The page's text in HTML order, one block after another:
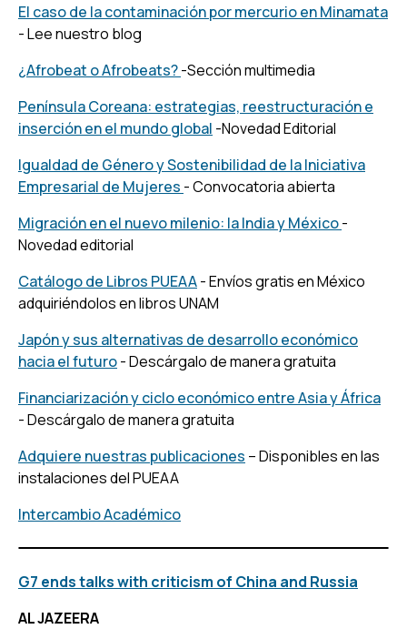
El caso de la contaminación por mercurio en Minamata
- Lee nuestro blog
¿Afrobeat o Afrobeats?-Sección multimedia
Península Coreana: estrategias, reestructuración e
inserción en el mundo global -Novedad Editorial
Igualdad de Género y Sostenibilidad de la Iniciativa
Empresarial de Mujeres - Convocatoria abierta
Migración en el nuevo milenio: la India y México-
Novedad editorial
Catálogo de Libros PUEAA- Envíos gratis en México
adquiriéndolos en libros UNAM
Japón y sus alternativas de desarrollo económico
hacia el futuro- Descárgalo de manera gratuita
Financiarización y ciclo económico entre Asia y África
- Descárgalo de manera gratuita
Adquiere nuestras publicaciones – Disponibles en las
instalaciones del PUEAA
Intercambio Académico
G7 ends talks with criticism of China and Russia
AL JAZEERA